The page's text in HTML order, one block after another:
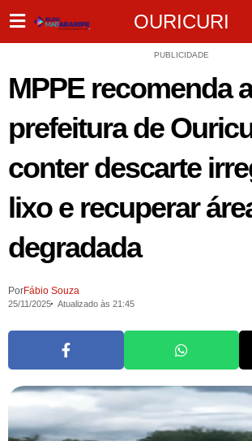
OURICURI
PUBLICIDADE
MPPE recomenda a
prefeitura de
conter descarte
lixo e recuperar
degradada
PorFábio Souza
25/11/2025 Atualizado às 21:45